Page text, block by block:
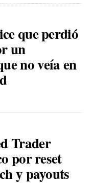
que perdió
un
no veía en
Trader
por reset
y payouts